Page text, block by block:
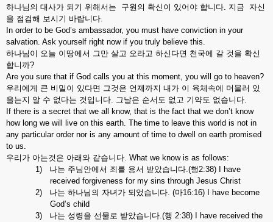
하나님의 대사가 되기 위해서는 구원의 확신이 있어야 합니다. 지금 자신
을 점검해 보시기 바랍니다.
In order to be God’s ambassador, you must have conviction in your
salvation. Ask yourself right now if you truly believe this.
하나님이 오늘 이땅에서 그만 살고 오라고 하신다면 천국에 갈 것을 확신
합니까?
Are you sure that if God calls you at this moment, you will go to heaven?
우리에게 큰 비밀이 있다면 그것은 언제까지 내가 이 육체속에 머물러 있
을는지 알 수 없다는 것입니다. 그날은 순서도 없고 기약도 없습니다.
If there is a secret that we all know, that is the fact that we don’t know
how long we will live on this earth. The time to leave this world is not in
any particular order nor is any amount of time to dwell on earth promised
to us.
우리가 아는것은 아래와 같습니다. What we know is as follows:
1)
나는 주님안에서 죄를 용서 받았습니다.(행2:38) I have
received forgiveness for my sins through Jesus Christ
2)
나는 하나님의 자녀가 되었습니다. (마16:16) I have become
God’s child
3)
나는 성령을 선물로 받았습니다.(행 2:38) I have received the